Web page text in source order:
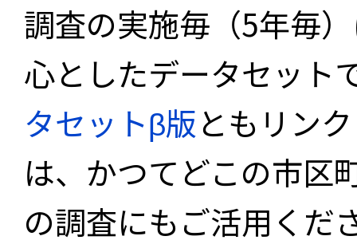
調査の実施毎（5年毎
心としたデータセット
タセットβ版ともリン
は、かつてどこの市区
の調査にもご活用くだ